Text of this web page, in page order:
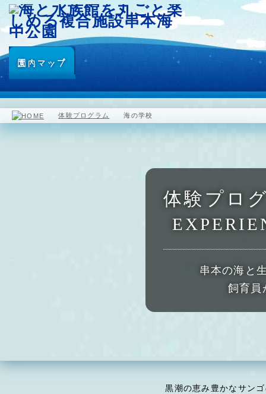
海中展望塔
体験プログラム 海の学校
体験プロ
串本の海と
飼育員
黒潮の恵み豊かなサン